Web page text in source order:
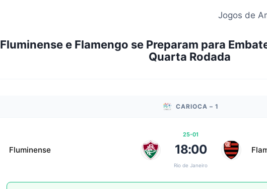
Jogos de
Fluminense e Flamengo se Preparam para
Quarta Rodada
CARIOCA – 1
Fluminense
25-01
18:00
Rio de Janeiro